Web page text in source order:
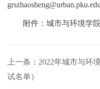
附件：城市与环境学
上一条：2022年城市与环
试名单）